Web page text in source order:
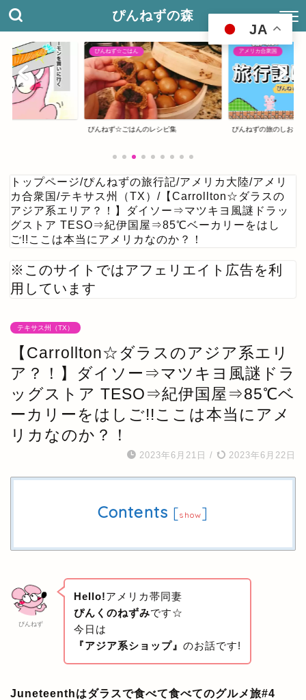
ぴんねずの森
ぴんねず☆ごはん
ぴんねず☆ごはんのレシピ集
アメリカ合衆国
ぴんねずの旅のしおり
トップページ/ぴんねずの旅行記/アメリカ大陸/アメリ
カ合衆国 /テキサス州（TX） / 【Carrollton☆ダラスの
アジア系エリア？！】ダイソー⇒マツキヨ風謎ドラッ
グストア TESO⇒紀伊国屋⇒85℃ベーカリーをはし
ご!!ここは本当にアメリカなのか？！
※このサイトではアフェリエイト広告を利
用しています
テキサス州（TX）
【Carrollton☆ダラスのアジア系エリ
ア？！】ダイソー⇒マツキヨ風謎ドラ
ッグストア TESO⇒紀伊国屋⇒85℃ベ
ーカリーをはしご!!ここは本当にアメ
リカなのか？！
2023年6月21日 / 2023年6月22日
Contents [show]
ぴんねず
Hello!アメリカ帯同妻
ぴんくのねずみです☆
今日は
『アジア系ショップ』 のお話です!
Juneteenthはダラスで食べて食べてのグルメ旅#4
JA